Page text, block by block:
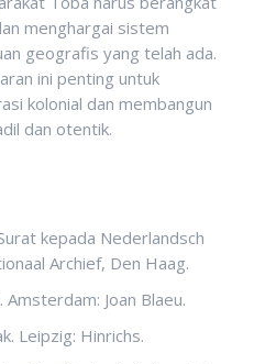
menghargai sistem
geografis yang telah ada.
ini penting untuk
kolonial dan membangun
dan otentik.
kepada Nederlandsch
Archief, Den Haag.
Amsterdam: Joan Blaeu.
Leipzig: Hinrichs.